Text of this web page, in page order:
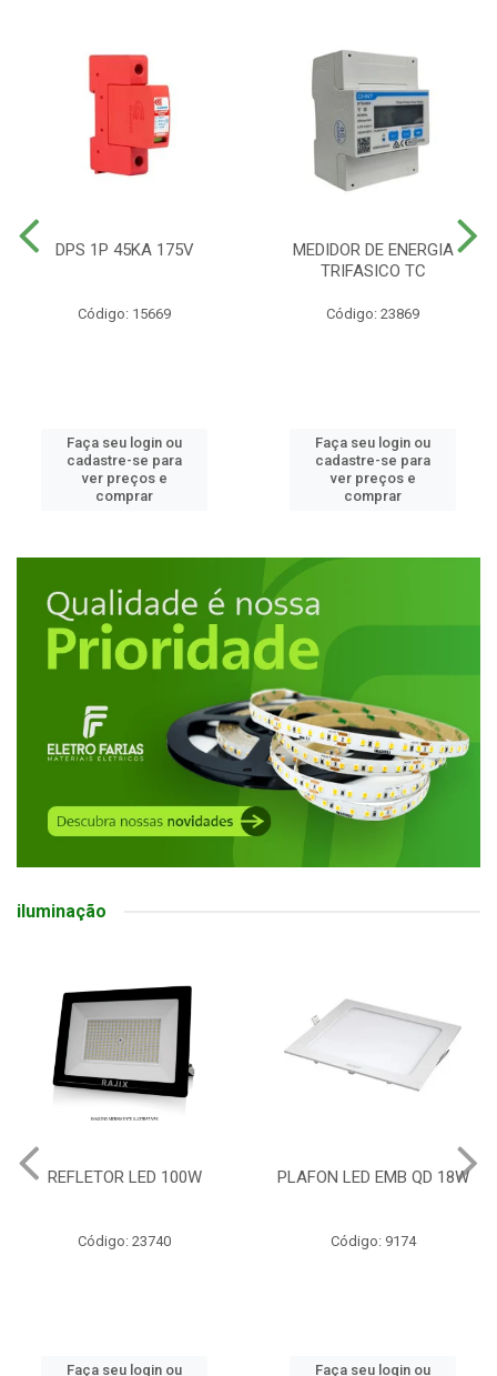
DPS 1P 45KA 175V
Código: 15669
Faça seu login ou
cadastre-se para
ver preços e
comprar
MEDIDOR DE ENERGIA
TRIFASICO TC
Código: 23869
Faça seu login ou
cadastre-se para
ver preços e
comprar
iluminação
REFLETOR LED 100W
Código: 23740
Faça seu login ou
PLAFON LED EMB QD 18W
Código: 9174
Faça seu login ou